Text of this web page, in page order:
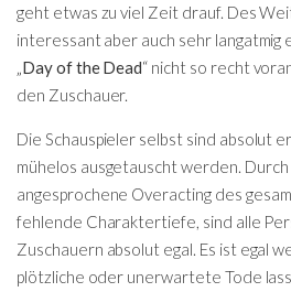
geht etwas zu viel Zeit drauf. Des
interessant aber auch sehr langatmig
Day of the Dead“ nicht so recht
den Zuschauer.
Die Schauspieler selbst sind absolut
mühelos ausgetauscht werden. Durch
angesprochene Overacting des
fehlende Charaktertiefe, sind alle
Zuschauern absolut egal. Es ist egal
plötzliche oder unerwartete Tode